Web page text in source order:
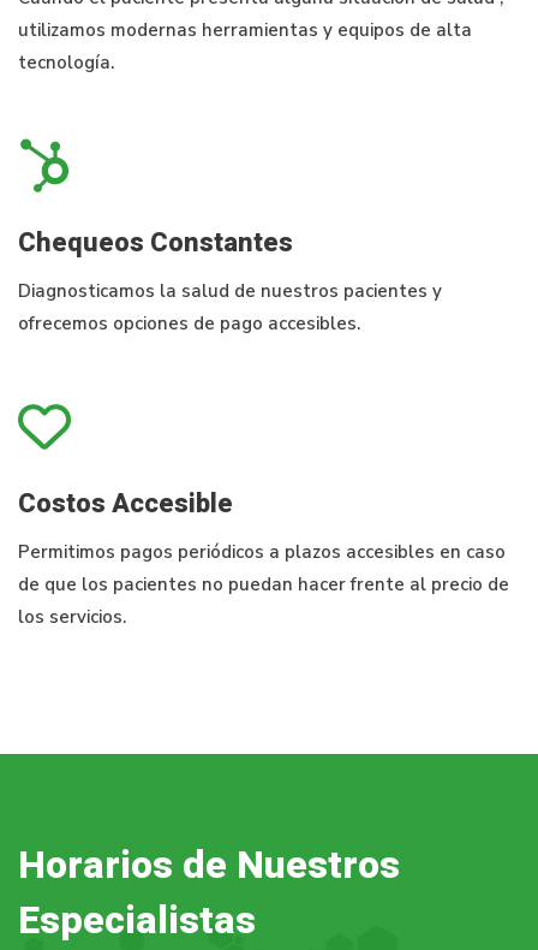
utilizamos modernas herramientas y equipos de alta
tecnología.
Chequeos Constantes
Diagnosticamos la salud de nuestros pacientes y
ofrecemos opciones de pago accesibles.
Costos Accesible
Permitimos pagos periódicos a plazos accesibles en caso
de que los pacientes no puedan hacer frente al precio de
los servicios.
Horarios de Nuestros
Especialistas